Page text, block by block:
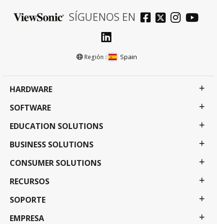
SÍGUENOS EN
Región : Spain
HARDWARE
SOFTWARE
EDUCATION SOLUTIONS
BUSINESS SOLUTIONS
CONSUMER SOLUTIONS
RECURSOS
SOPORTE
EMPRESA